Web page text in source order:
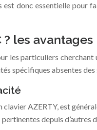
donc essentielle
les
les particuliers
spécifiques absentes
clavier AZERTY, est
depuis